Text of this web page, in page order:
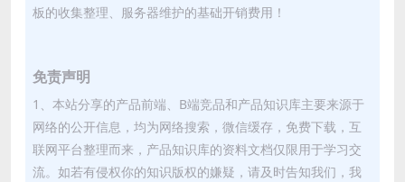
板的收集整理、服务器维护的基础开销费用！
免责声明
1、本站分享的产品前端、B端竞品和产品知识库主要来源于
网络的公开信息，均为网络搜索，微信缓存，免费下载，互
联网平台整理而来，产品知识库的资料文档仅限用于学习交
流。如若有侵权你的知识版权的嫌疑，请及时告知我们，我